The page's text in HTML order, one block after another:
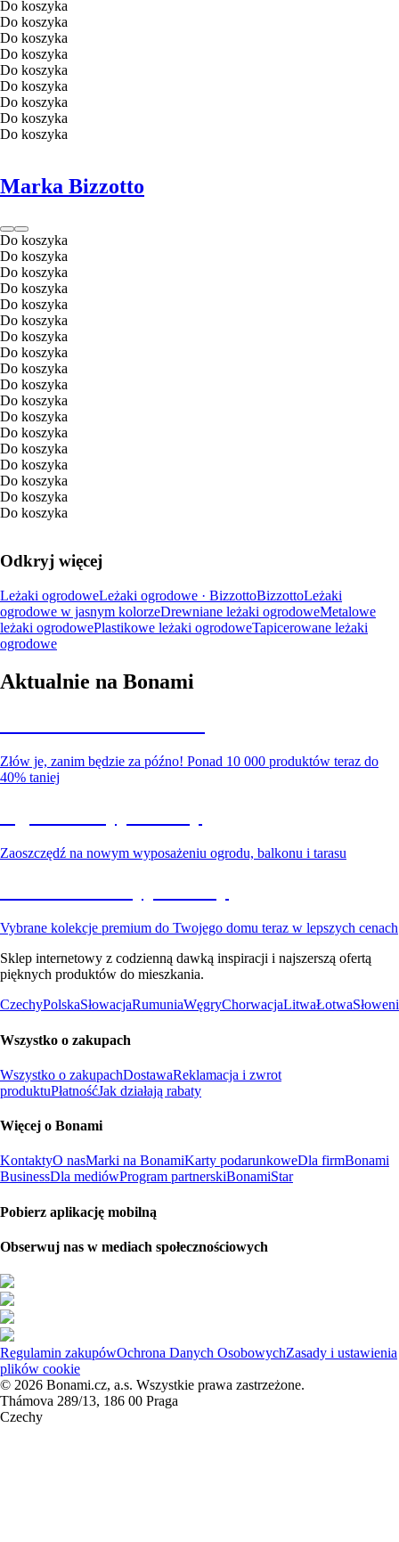
Do koszyka
Do koszyka
Do koszyka
Do koszyka
Do koszyka
Do koszyka
Do koszyka
Do koszyka
Do koszyka
Marka Bizzotto
Do koszyka
Do koszyka
Do koszyka
Do koszyka
Do koszyka
Do koszyka
Do koszyka
Do koszyka
Do koszyka
Do koszyka
Do koszyka
Do koszyka
Do koszyka
Do koszyka
Do koszyka
Do koszyka
Do koszyka
Do koszyka
Odkryj więcej
Leżaki ogrodoweLeżaki ogrodowe · BizzottoBizzottoLeżaki
ogrodowe w jasnym kolorzeDrewniane leżaki ogrodoweMetalowe
leżaki ogrodowePlastikowe leżaki ogrodoweTapicerowane leżaki
ogrodowe
Aktualnie na Bonami
Złów je, zanim będzie za późno! Ponad 10 000 produktów teraz do
40% taniej
Zaoszczędź na nowym wyposażeniu ogrodu, balkonu i tarasu
Vybrane kolekcje premium do Twojego domu teraz w lepszych cenach
Sklep internetowy z codzienną dawką inspiracji i najszerszą ofertą
pięknych produktów do mieszkania.
CzechyPolskaSłowacjaRumuniaWęgryChorwacjaLitwaŁotwa
Wszystko o zakupach
Wszystko o zakupachDostawaReklamacja i zwrot
produktuPłatnośćJak działają rabaty
Więcej o Bonami
KontaktyO nasMarki na BonamiKarty podarunkoweDla firmBonami
BusinessDla mediówProgram partnerskiBonamiStar
Pobierz aplikację mobilną
Obserwuj nas w mediach społecznościowych
Regulamin zakupówOchrona Danych OsobowychZasady i ustawienia
plików cookie
© 2026 Bonami.cz, a.s. Wszystkie prawa zastrzeżone.
Thámova 289/13, 186 00 Praga
Czechy